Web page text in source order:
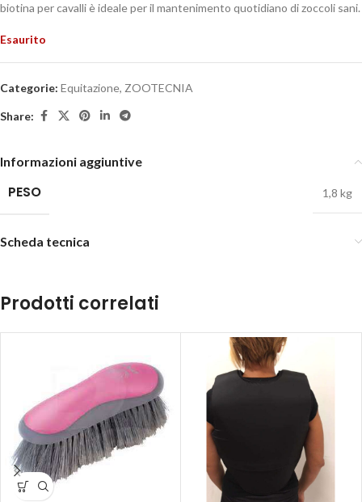
biotina per cavalli è ideale per il mantenimento quotidiano di zoccoli sani.
Esaurito
Categorie: Equitazione, ZOOTECNIA
Share:
Informazioni aggiuntive
PESO 1,8 kg
Scheda tecnica
Prodotti correlati